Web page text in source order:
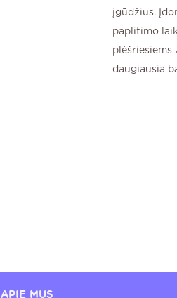
įgūdžius.
paplitimo
plėšriesiems
daugiausia
APIE MUS